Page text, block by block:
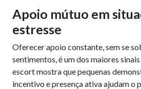
Apoio mútuo em
estresse
Oferecer apoio constante, sem se
sentimentos, é um dos maiores
escort mostra que pequenas
incentivo e presença ativa ajudam o